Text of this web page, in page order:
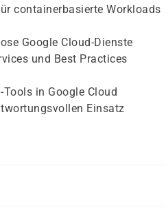
containerbasierte Workloads
Google Cloud-Dienste
und Best Practices
Tools in Google Cloud
Einsatz